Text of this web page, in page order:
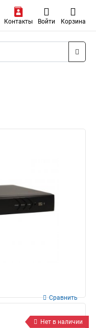
Контакты Войти Корзина
Сравнить
Нет в наличии